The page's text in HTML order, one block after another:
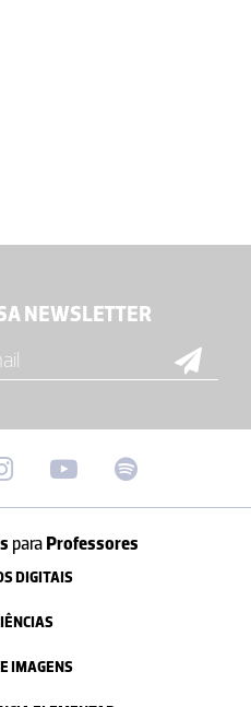
NEWSLETTER
paraProfessores
DIGITAIS
IMAGENS